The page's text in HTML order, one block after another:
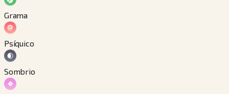
Grama
Psíquico
Sombrio